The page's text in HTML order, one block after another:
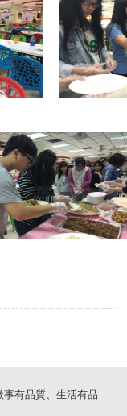
有品質、生活有品